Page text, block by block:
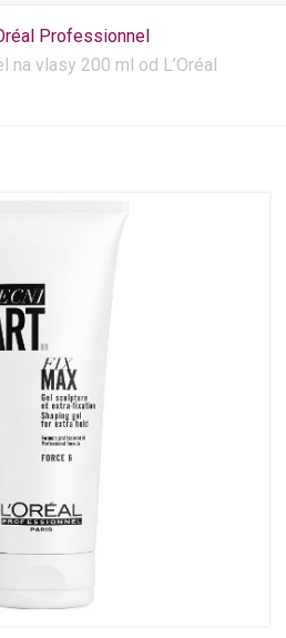
Professionnel
na vlasy 200 ml od L’Oréal